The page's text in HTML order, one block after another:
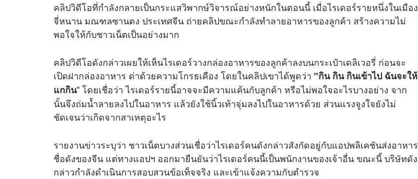
คลิปวิดีโอที่กำลังกลายเป็นกระแสวิพากษ์วิจารณ์อย่างหนักในตอนนี้ เมื่อไรเดอร์รายหนึ่งในเมือง
จี่หนาน มณฑลซานตง ประเทศจีน ถ่ายคลิปขณะกำลังทำลายอาหารของลูกค้า สร้างความไม่
พอใจให้กับชาวเน็ตเป็นอย่างมาก
คลิปวิดีโอดังกล่าวเผยให้เห็นไรเดอร์วางกล่องอาหารของลูกค้าลงบนกระเป๋าเดลิเวอรี่ ก่อนจะ
เปิดฝากล่องอาหาร ด่าด้วยความโกรธเคือง โดยในคลิปเขาได้พูดว่า "กิน กิน กินเข้าไป ฉันจะให้
แกกิน" โดยเชื่อว่า ไรเดอร์รายนี้อาจจะมีความแค้นกับลูกค้า หรือไม่พอใจอะไรบางอย่าง จาก
นั้นจึงถ่มน้ำลายลงไปในอาหาร แล้วยังใช้นิ้วเท้าจุ่มลงไปในอาหารด้วย ส่วนแรงจูงใจยังไม่
ชัดเจนว่าเกิดจากสาเหตุอะไร
รายงานข่าวระบุว่า ชาวเน็ตบางส่วนเชื่อว่าไรเดอร์คนดังกล่าวสังกัดอยู่กับแอปพลิเคชันส่งอาหาร
ชื่อดังของจีน แต่ทางแอปฯ ออกมายืนยันว่าไรเดอร์คนนี้เป็นพนักงานของเจ้าอื่น ขณะนี้ บริษัทดัง
กล่าวกำลังดำเนินการสอบสวนข้อเท็จจริง และเข้าแจ้งความกับตำรวจ